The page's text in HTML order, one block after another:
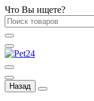
Что Вы ищете?
Назад